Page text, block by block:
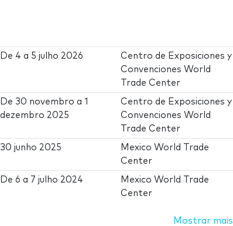
De 4 a 5 julho 2026
Centro de Exposiciones y
Convenciones World
Trade Center
De 30 novembro a1
dezembro 2025
Centro de Exposiciones y
Convenciones World
Trade Center
30 junho 2025
Mexico World Trade
Center
De6 a 7 julho 2024
Mexico World Trade
Center
Mostrar mais